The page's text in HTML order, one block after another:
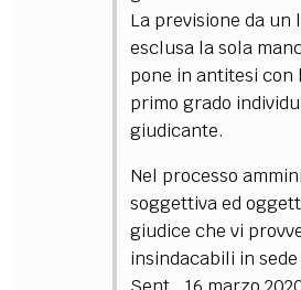
La previsione da
esclusa la sola
pone in antitesi con
primo grado
giudicante.
Nel processo
soggettiva ed
giudice che vi
insindacabili in